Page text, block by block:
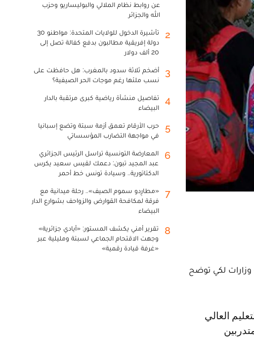
وزارات لكي توضح
عن روابط نظام الملالي والبوليساريو وحزب
الله والجزائر
2
تأشيرة الدخول للولايات المتحدة: مواطنو 30
دولة إفريقية مطالبون بدفع كفالة تصل إلى
20 ألف دولار
3
أضخم ثلاثة سدود بالمغرب: هل حافظت على
نسب ملئها رغم موجات الحر الصيفية؟
4
تفاصيل منشأة رياضية كبرى مرتقبة بالدار
البيضاء
5
حرب الأرقام تعمق أزمة سبتة وتضع إسبانيا
في مواجهة التضارب المؤسساتي
6
المعارضة التونسية تراسل الرئيس الجزائري
عبد المجيد تبون: دعمك لقيس سعيد يكرس
الدكتاتورية.. وسيادة تونس خط أحمر
7
«مطارِدو سموم الصيف».. رحلة ميدانية مع
فرقة لمكافحة القوارض والزواحف بشوارع الدار
البيضاء
8
تقرير أمني يكشف المستور: «أيادي جزائرية»
وجهت الاقتحام الجماعي لسبتة ومليلية عبر
«غرفة قيادة رقمية»